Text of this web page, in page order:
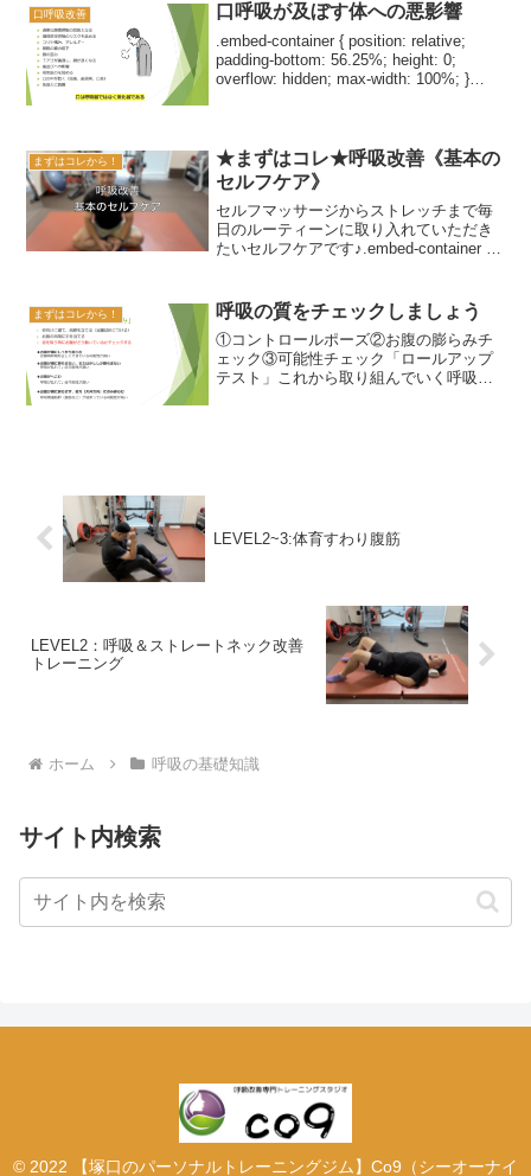
口呼吸改善 口呼吸が及ぼす体への悪影響
.embed-container { position: relative;
padding-bottom: 56.25%; height: 0;
overflow: hidden; max-width: 100%; }
まずはコレから！
★まずはコレ★呼吸改善《基本の
セルフケア》
セルフマッサージからストレッチまで毎
日のルーティーンに取り入れていただき
たいセルフケアです♪.embed-container {
まずはコレから！ 呼吸の質をチェックしましょう
①コントロールポーズ②お腹の膨らみチ
ェック③可能性チェック「ロールアップ
テスト」これから取り組んでいく呼吸改
LEVEL2~3:体育すわり腹筋
LEVEL2：呼吸＆ストレートネック改善
トレーニング
ホーム 呼吸の基礎知識
サイト内検索
© 2022 【塚口のパーソナルトレーニングジム】Co9（シーオーナイ